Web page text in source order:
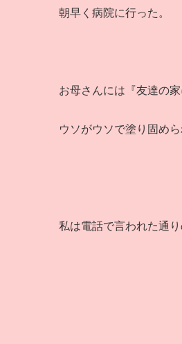
朝早く病院に行った。
お母さんには『友達の
ウソがウソで塗り固めら
私は電話で言われた通